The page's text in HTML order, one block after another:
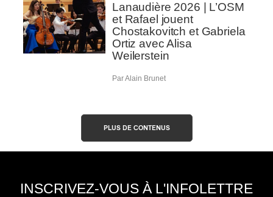
Lanaudière 2026 | L’OSM
et Rafael jouent
Chostakovitch et Gabriela
Ortiz avec Alisa
Weilerstein
Par Alain Brunet
PLUS DE CONTENUS
INSCRIVEZ-VOUS À L'INFOLETTRE